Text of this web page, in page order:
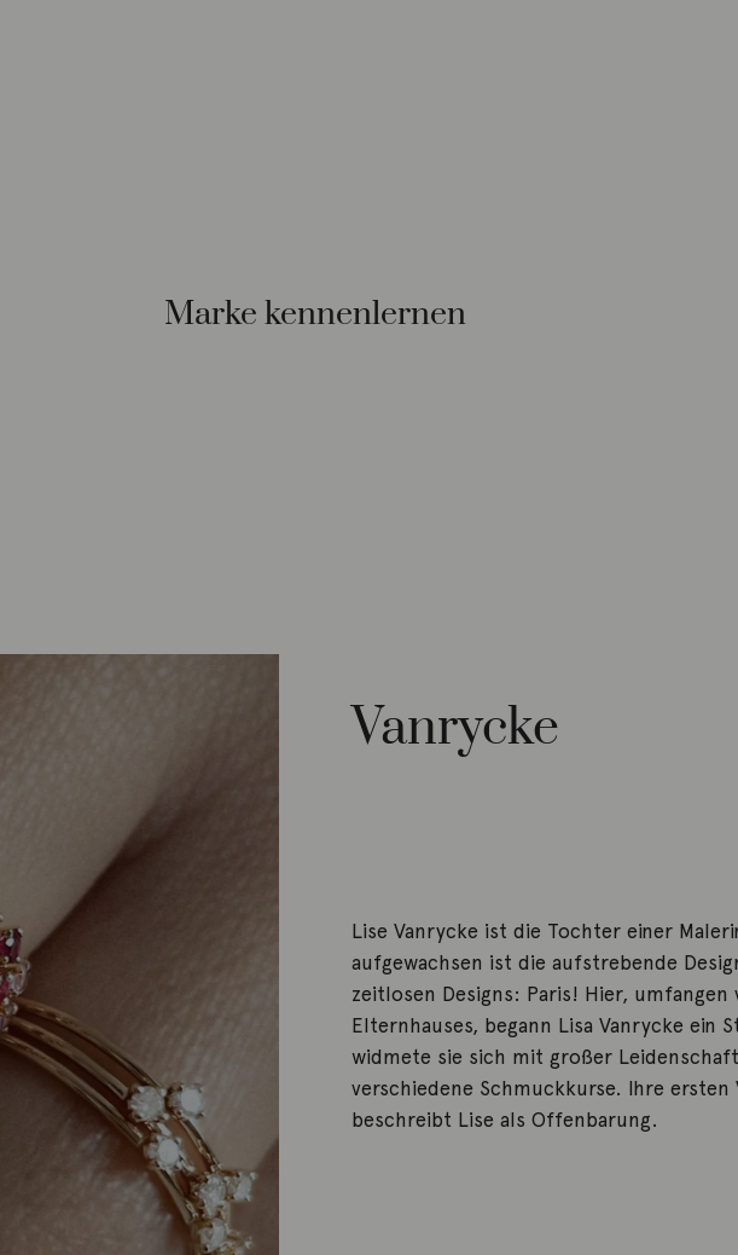
Marke kennenlernen
Vanrycke
Lise Vanrycke ist die Tochter einer
aufgewachsen ist die aufstrebende
zeitlosen Designs: Paris! Hier,
Elternhauses, begann Lisa Vanrycke ein
widmete sie sich mit großer
verschiedene Schmuckkurse. Ihre
beschreibt Lise als Offenbarung.